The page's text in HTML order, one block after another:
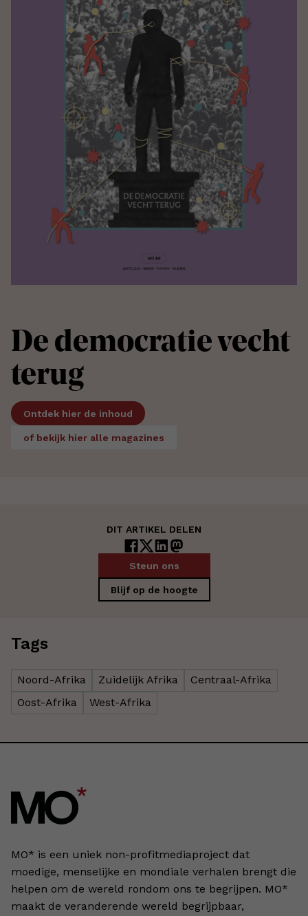
De democratie vecht
terug
Ontdek hier de inhoud
of bekijk hier alle magazines
DIT ARTIKEL DELEN
Steun ons
Blijf op de hoogte
Tags
Noord-Afrika Zuidelijk Afrika
Centraal-Afrika
Oost-Afrika
West-Afrika
MO* is een uniek non-profitmediaproject dat
moedige, menselijke en mondiale verhalen brengt die
helpen om de wereld rondom ons te begrijpen. MO*
maakt de veranderende wereld begrijpbaar,